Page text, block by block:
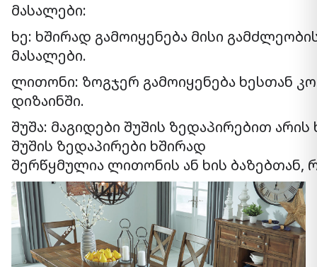
მასალები:
ხე: ხშირად გამოიყენება მისი
მასალები.
ლითონი: ზოგჯერ გამოიყენება ხესთან
დიზაინში.
შუშა: მაგიდები შუშის ზედაპირებით
შუშის ზედაპირები ხშირად
შერწყმულია ლითონის ან ხის